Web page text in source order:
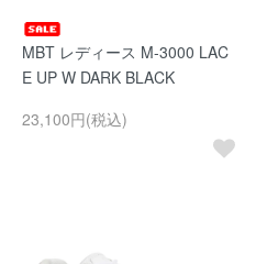
MBT レディース M-3000 LAC
E UP W DARK BLACK
23,100円(税込)